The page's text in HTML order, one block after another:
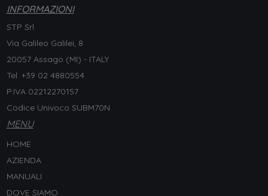
INFORMAZIONI
STP Srl
Via Galileo Galilei, 8
20057 Assago (MI) - ITALY
Tel. +39 02 4880554
P.IVA 02212270157
Codice Univoco SUBM70N
MENU
HOME
AZIENDA
MANUALI
DOVE SIAMO